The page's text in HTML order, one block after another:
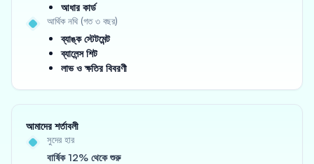
আধার কার্ড
আর্থিক নথি (গত ৩ বছর)
ব্যাঙ্ক স্টেটমেন্ট
ব্যালেন্স শিট
লাভ ও ক্ষতির বিবরণী
আমাদের শর্তাবলী
সুদের হার
বার্ষিক 12% থেকে শুরু